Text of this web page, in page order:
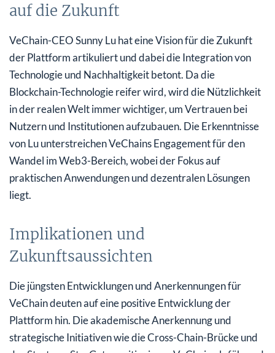
auf die Zukunft
VeChain-CEO Sunny Lu hat eine Vision für die Zukunft
der Plattform artikuliert und dabei die Integration von
Technologie und Nachhaltigkeit betont. Da die
Blockchain-Technologie reifer wird, wird die Nützlichkeit
in der realen Welt immer wichtiger, um Vertrauen bei
Nutzern und Institutionen aufzubauen. Die Erkenntnisse
von Lu unterstreichen VeChains Engagement für den
Wandel im Web3-Bereich, wobei der Fokus auf
praktischen Anwendungen und dezentralen Lösungen
liegt.
Implikationen und
Zukunftsaussichten
Die jüngsten Entwicklungen und Anerkennungen für
VeChain deuten auf eine positive Entwicklung der
Plattform hin. Die akademische Anerkennung und
strategische Initiativen wie die Cross-Chain-Brücke und